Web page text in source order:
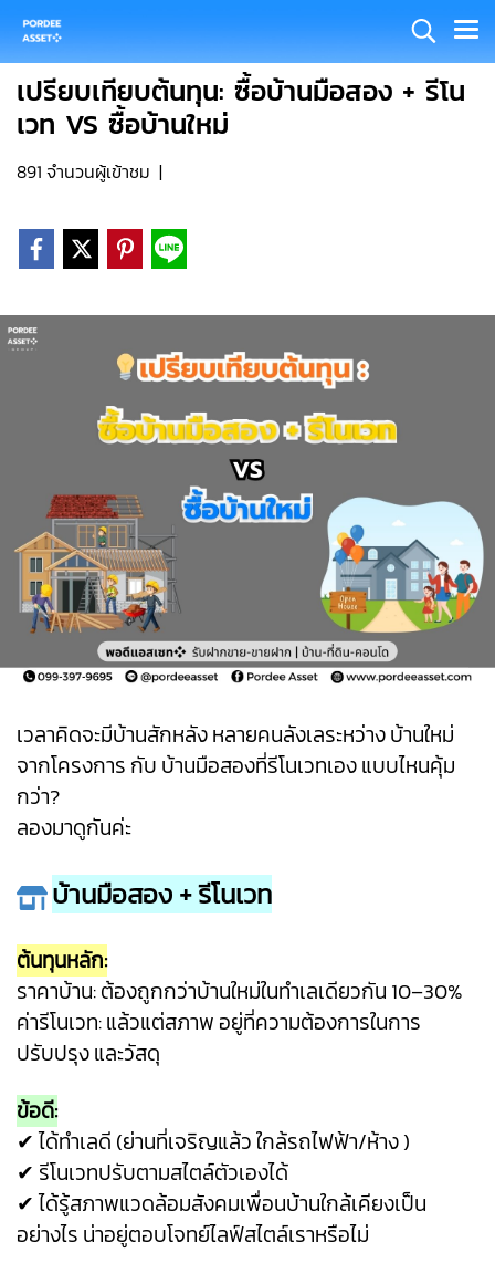
เปรียบเทียบต้นทุน: ซื้อบ้านมือสอง + รีโน
เวท VS ซื้อบ้านใหม่
891 จำนวนผู้เข้าชม |
เวลาคิดจะมีบ้านสักหลัง หลายคนลังเลระหว่าง บ้านใหม่
จากโครงการ กับ บ้านมือสองที่รีโนเวทเอง แบบไหนคุ้ม
กว่า?
ลองมาดูกันค่ะ
บ้านมือสอง + รีโนเวท
ต้นทุนหลัก:
ราคาบ้าน: ต้องถูกกว่าบ้านใหม่ในทำเลเดียวกัน 10–30%
ค่ารีโนเวท: แล้วแต่สภาพ อยู่ที่ความต้องการในการ
ปรับปรุง และวัสดุ
ข้อดี:
✔ ได้ทำเลดี (ย่านที่เจริญแล้ว ใกล้รถไฟฟ้า/ห้าง )
✔ รีโนเวทปรับตามสไตล์ตัวเองได้
✔ ได้รู้สภาพแวดล้อมสังคมเพื่อนบ้านใกล้เคียงเป็น
อย่างไร น่าอยู่ตอบโจทย์ไลฟ์สไตล์เราหรือไม่